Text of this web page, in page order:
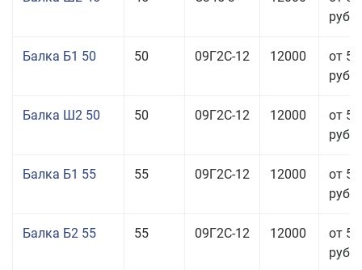
руб.
Балка Б1 50 50 09Г2С-12 12000
от
руб.
Балка Ш2 50 50 09Г2С-12 12000
от
руб.
Балка Б1 55 55 09Г2С-12 12000
от
руб.
Балка Б2 55 55 09Г2С-12 12000
от
руб.